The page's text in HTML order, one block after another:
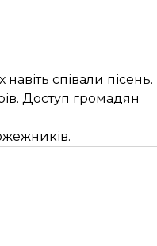
співали пісень.
Доступ громадян